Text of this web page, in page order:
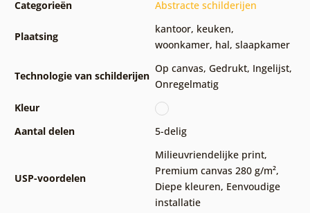
Categorieën Abstracte schilderijen
Plaatsing
kantoor, keuken,
woonkamer, hal, slaapkamer
Technologie van schilderijen
Op canvas, Gedrukt, Ingelijst,
Onregelmatig
Kleur
Aantal delen
5-delig
USP-voordelen
Milieuvriendelijke print,
Premium canvas 280 g/m²,
Diepe kleuren, Eenvoudige
installatie